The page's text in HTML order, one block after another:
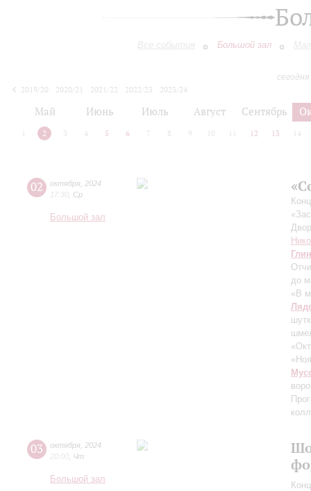
Все события Большой зал
2019/20
2020/21 2021/22 2022/23
2023/24
Май Июнь Июль Август Сентябрь
2 3 4 5 6 7 8 9 10 12 13 14
02 октября 2024
17:30 Ср
Большой зал
до
«В
03 октября 2024
20:00 Чт
Большой зал